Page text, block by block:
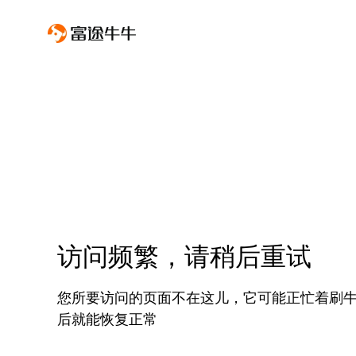
访问频繁，请稍后重试
您所要访问的页面不在这儿，它可能正忙着刷
后就能恢复正常